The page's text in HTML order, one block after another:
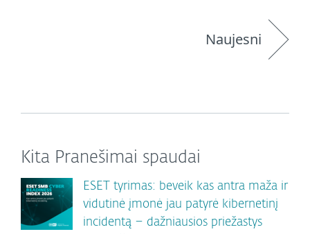
Naujesni
Kita Pranešimai spaudai
ESET tyrimas: beveik kas antra maža ir
vidutinė įmonė jau patyrė kibernetinį
incidentą – dažniausios priežastys